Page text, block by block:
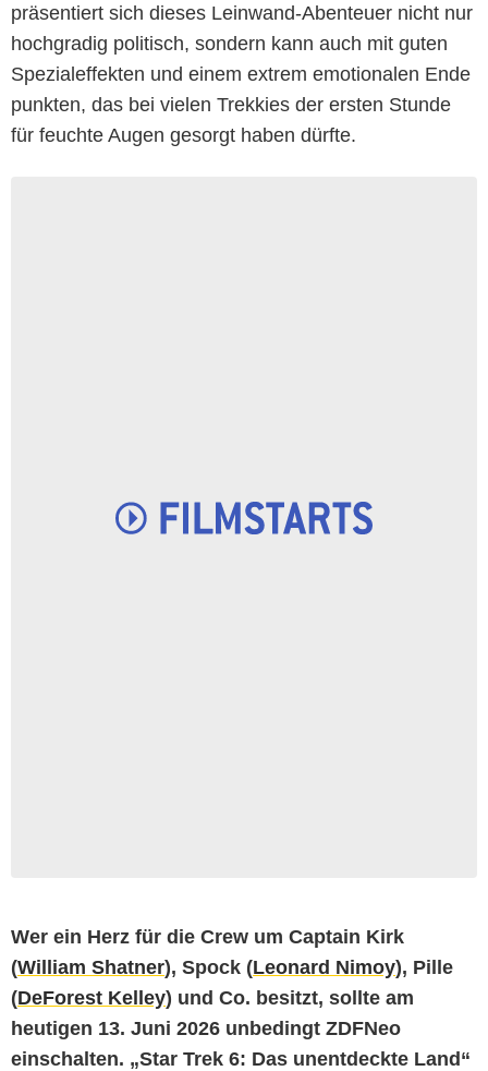
präsentiert sich dieses Leinwand-Abenteuer nicht nur
hochgradig politisch, sondern kann auch mit guten
Spezialeffekten und einem extrem emotionalen Ende
punkten, das bei vielen Trekkies der ersten Stunde
für feuchte Augen gesorgt haben dürfte.
Wer ein Herz für die Crew um Captain Kirk
(William Shatner), Spock (Leonard Nimoy), Pille
(DeForest Kelley) und Co. besitzt, sollte am
heutigen 13. Juni 2026 unbedingt ZDFNeo
einschalten. „Star Trek 6: Das unentdeckte Land“